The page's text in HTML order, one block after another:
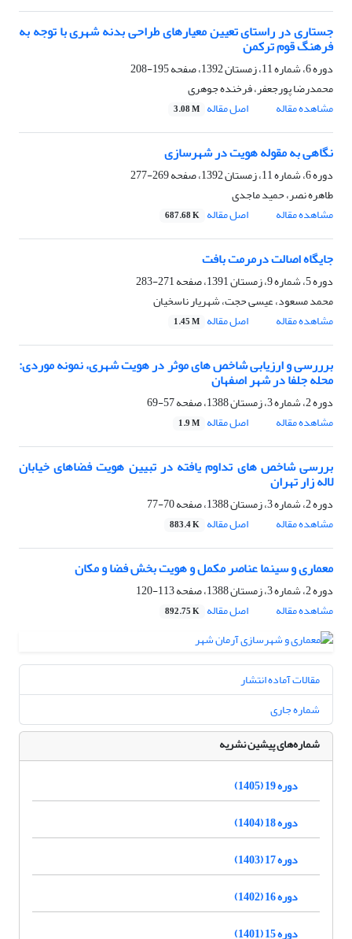
جستاری در راستای تعیین معیارهای طراحی بدنه شهری با توجه به
فرهنگ قوم ترکمن
دوره 6، شماره 11، زمستان 1392، صفحه
195-208
محمدرضا پورجعفر، فرخنده جوهری
مشاهده مقاله
اصل مقاله 3.08 M
نگاهی به مقوله هویت در شهرسازی
دوره 6، شماره 11، زمستان 1392، صفحه
269-277
طاهره نصر، حمید ماجدی
مشاهده مقاله
اصل مقاله 687.68 K
جایگاه اصالت درمرمت بافت
دوره 5، شماره 9، زمستان 1391، صفحه
271-283
محمد مسعود، عیسی حجت، شهریار ناسخیان
مشاهده مقاله
اصل مقاله 1.45 M
برررسی و ارزیابی شاخص های موثر در هویت شهری، نمونه موردی:
محله جلفا در شهر اصفهان
دوره 2، شماره 3، زمستان 1388، صفحه
57-69
مشاهده مقاله
اصل مقاله 1.9 M
بررسی شاخص های تداوم یافته در تبیین هویت فضاهای خیابان
لاله زار تهران
دوره 2، شماره 3، زمستان 1388، صفحه
70-77
مشاهده مقاله
اصل مقاله 883.4 K
معماری و سینما عناصر مکمل و هویت بخش فضا و مکان
دوره 2، شماره 3، زمستان 1388، صفحه
113-120
مشاهده مقاله
اصل مقاله 892.75 K
مقالات آماده انتشار
شماره جاری
شماره‌های پیشین نشریه
دوره 19 (1405)
دوره 18 (1404)
دوره 17 (1403)
دوره 16 (1402)
دوره 15 (1401)